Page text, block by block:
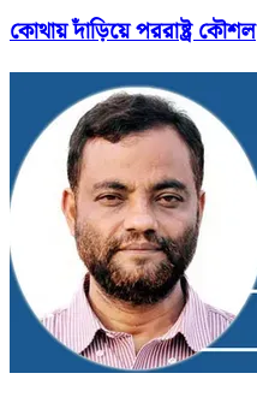
কোথায় দাঁড়িয়ে পররাষ্ট্র কৌশল